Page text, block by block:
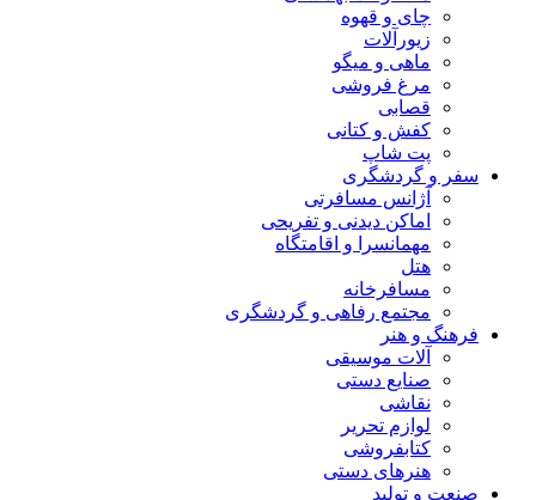
چای و قهوه
زیورآلات
ماهی و میگو
مرغ فروشی
قصابی
کفش و کتانی
پت شاپ
سفر و گردشگری
آژانس مسافرتی
اماکن دیدنی و تفریحی
مهمانسرا و اقامتگاه
هتل
مسافرخانه
مجتمع رفاهی و گردشگری
فرهنگ و هنر
آلات موسیقی
صنایع دستی
نقاشی
لوازم تحریر
کتابفروشی
هنرهای دستی
صنعت و تولید